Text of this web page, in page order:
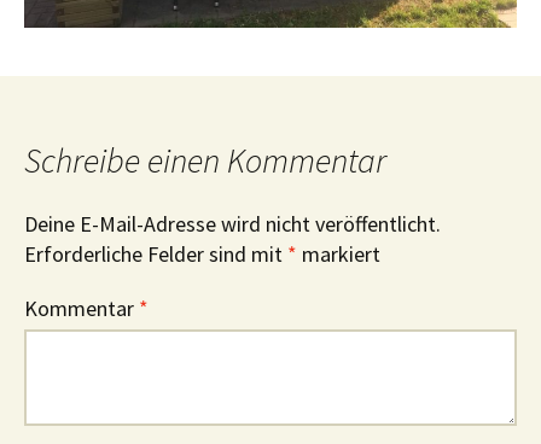
Schreibe einen Kommentar
Deine E-Mail-Adresse wird nicht veröffentlicht.
Erforderliche Felder sind mit * markiert
Kommentar *